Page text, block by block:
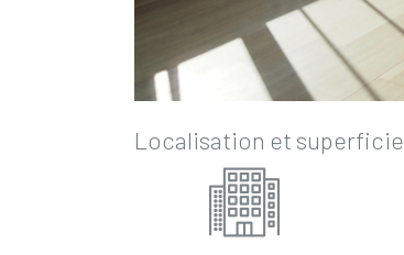
Localisation et superficie